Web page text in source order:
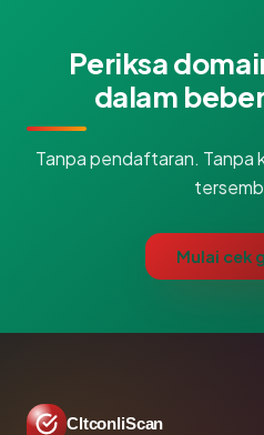
Periksa
dalam
Tanpa pendaftaran. Tanpa
Mulai cek
CltconliScan